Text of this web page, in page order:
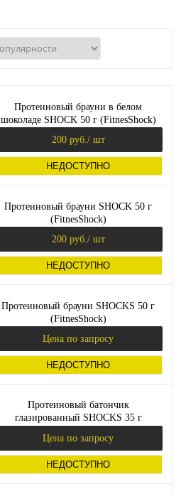
Протеиновый брауни в белом
шоколаде SHOCK 50 г (FitnesShock)
200 руб. / шт
НЕДОСТУПНО
Протеиновый брауни SHOCK 50 г
(FitnesShock)
200 руб. / шт
НЕДОСТУПНО
Протеиновый брауни SHOCKS 50 г
(FitnesShock)
Цена по запросу
НЕДОСТУПНО
Протеиновый батончик
глазированный SHOCKS 35 г
Цена по запросу
НЕДОСТУПНО